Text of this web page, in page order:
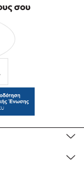
σου